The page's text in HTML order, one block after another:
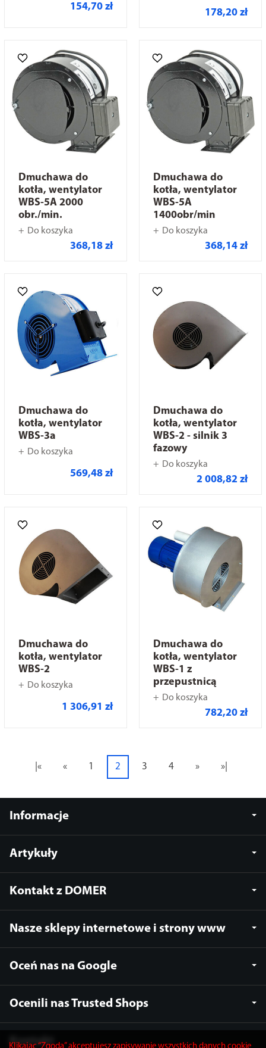
154,70 zł
178,20 zł
Dmuchawa do
kotła, wentylator
WBS-5A 2000
obr./min.
Do koszyka
368,18 zł
Dmuchawa do
kotła, wentylator
WBS-5A
1400obr/min
Do koszyka
368,14 zł
Dmuchawa do
kotła, wentylator
WBS-3a
Do koszyka
569,48 zł
Dmuchawa do
kotła, wentylator
WBS-2 - silnik 3
fazowy
Do koszyka
2 008,82 zł
Dmuchawa do
kotła, wentylator
WBS-2
Do koszyka
1 306,91 zł
Dmuchawa do
kotła, wentylator
WBS-1 z
przepustnicą
Do koszyka
782,20 zł
|« « 1 2 3 4 » »|
Informacje
Artykuły
Kontakt z DOMER
Nasze sklepy internetowe i strony www
Oceń nas na Google
Ocenili nas Trusted Shops
Kontakt